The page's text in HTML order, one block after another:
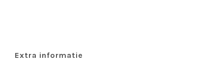
Extra informatie